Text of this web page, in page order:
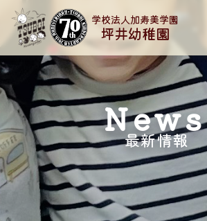
学校法人加寿美学園
坪井幼稚園
最新情報
News